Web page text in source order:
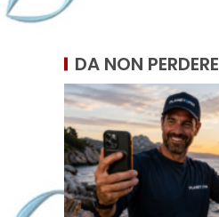
DA NON PERDERE